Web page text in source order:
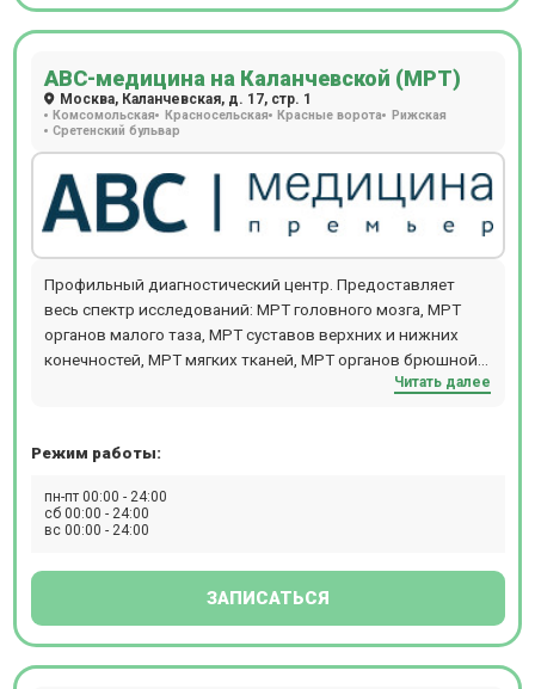
АВС-медицина на Каланчевской (МРТ)
Москва, Каланчевская, д. 17, стр. 1
Комсомольская Красносельская Красные ворота Рижская
Сретенский бульвар
Профильный диагностический центр. Предоставляет
весь спектр исследований: МРТ головного мозга, МРТ
органов малого таза, МРТ суставов верхних и нижних
конечностей, МРТ мягких тканей, МРТ органов брюшной
полости. Также проводят комплексную диагностику: МРТ
онкологии и метастаз у мужчин (ТОЛЬКО НОЧЬ), МРТ
Паркинсона (с динамикой с течение года), обследование
на выявление болезни Альцгеймера (с динамикой с
повышения артериального давления, выявление причин
Читать далее
Режим работы:
пн-пт 00:00 - 24:00
сб 00:00 - 24:00
вс 00:00 - 24:00
ЗАПИСАТЬСЯ